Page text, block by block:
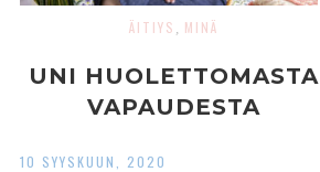
ÄITIYS MINÄ
UNI HUOLETTOMASTA
VAPAUDESTA
10 SYYSKUUN, 2020